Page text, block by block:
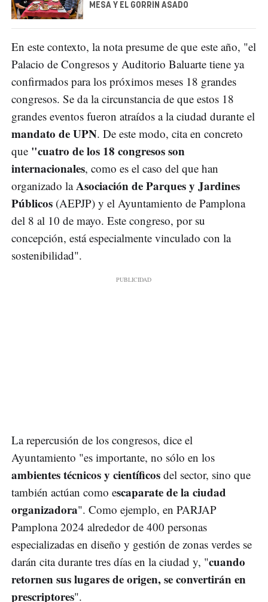
MESA Y EL GORRÍN ASADO
En este contexto, la nota presume de que este año, "el
Palacio de Congresos y Auditorio Baluarte tiene ya
confirmados para los próximos meses 18 grandes
congresos. Se da la circunstancia de que estos 18
grandes eventos fueron atraídos a la ciudad durante el
mandato de UPN. De este modo, cita en concreto
que "cuatro de los 18 congresos son
internacionales, como es el caso del que han
organizado laAsociación de Parques y Jardines
Públicos (AEPJP) y el Ayuntamiento de Pamplona
del 8 al 10 de mayo. Este congreso, por su
concepción, está especialmente vinculado con la
sostenibilidad".
La repercusión de los congresos, dice el
Ayuntamiento "es importante, no sólo en los
ambientes técnicos y científicos del sector, sino que
también actúan como escaparate de la ciudad
organizadora". Como ejemplo, en PARJAP
Pamplona 2024 alrededor de 400 personas
especializadas en diseño y gestión de zonas verdes se
darán cita durante tres días en la ciudad y, "cuando
retornen sus lugares de origen, se convertirán en
prescriptores".